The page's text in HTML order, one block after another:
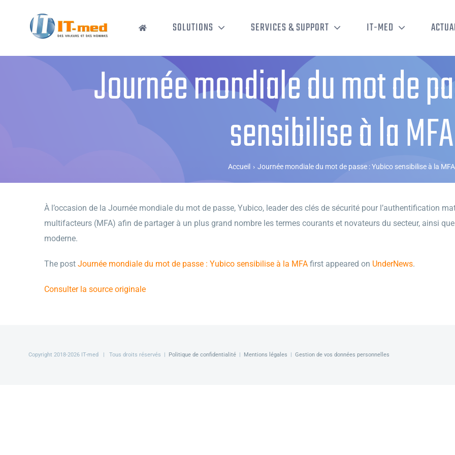
SOLUTIONS SERVICES & SUPPORT IT-MED
Journée mondiale du mot de
sensibilise à la MFA
Accueil › Journée mondiale du mot de passe : Yubico sensibilise à la MFA
À l’occasion de la Journée mondiale du mot de passe, Yubico, leader des clés de sécurité pour l’authentification
multifacteurs (MFA) afin de partager à un plus grand nombre les termes courants et novateurs du secteur, ainsi
moderne.
The post Journée mondiale du mot de passe : Yubico sensibilise à la MFA first appeared on UnderNews.
Consulter la source originale
Copyright 2018-2026 IT-med | Tous droits réservés | Politique de confidentialité| Mentions légales | Gestion de vos données personnelles